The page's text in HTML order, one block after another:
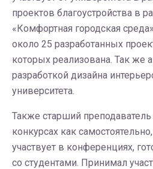
проектов благоустройства в
«Комфортная городская
около 25 разработанных
которых реализована. Так же
разработкой дизайна
университета.
Также старший
конкурсах как
участвует в конференциях,
со студентами. Принимал